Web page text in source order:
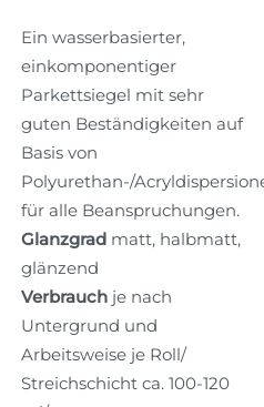
Ein wasserbasierter,
einkomponentiger
Parkettsiegel mit sehr
guten Beständigkeiten auf
Basis von
Polyurethan-/
für alle Beanspruchungen.
Glanzgrad matt, halbmatt,
glänzend
Verbrauch je nach
Untergrund und
Arbeitsweise je Roll/
Streichschicht ca. 100-120